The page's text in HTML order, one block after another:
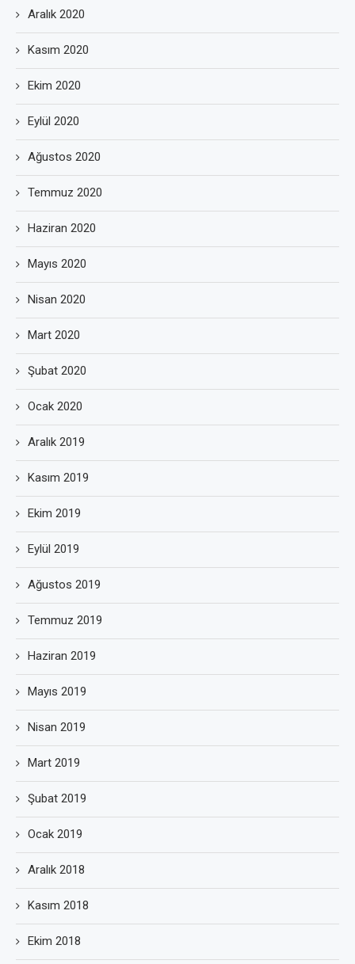
Aralık 2020
Kasım 2020
Ekim 2020
Eylül 2020
Ağustos 2020
Temmuz 2020
Haziran 2020
Mayıs 2020
Nisan 2020
Mart 2020
Şubat 2020
Ocak 2020
Aralık 2019
Kasım 2019
Ekim 2019
Eylül 2019
Ağustos 2019
Temmuz 2019
Haziran 2019
Mayıs 2019
Nisan 2019
Mart 2019
Şubat 2019
Ocak 2019
Aralık 2018
Kasım 2018
Ekim 2018